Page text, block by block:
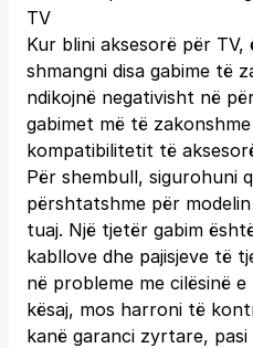
TV
Kur blini aksesorë për
shmangni disa gabime të
ndikojnë negativisht në
gabimet më të
kompatibilitetit të
Për shembull, sigurohuni
përshtatshme për
tuaj. Një tjetër gabim
kabllove dhe pajisjeve të
në probleme me cilësinë
kësaj, mos harroni të
kanë garanci zyrtare,